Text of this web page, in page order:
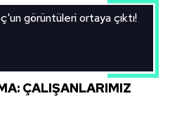
görüntüleri ortaya çıktı!
ÇALIŞANLARIMIZ